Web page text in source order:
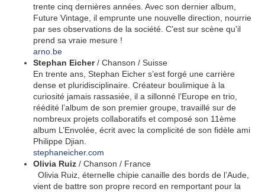
trente cinq dernières années. Avec son dernier album,
Future Vintage, il emprunte une nouvelle direction, nourrie
par ses observations de la société. C'est sur scène qu'il
prend sa vraie mesure !
arno.be
Stephan Eicher/ Chanson / Suisse
En trente ans, Stephan Eicher s’est forgé une carrière
dense et pluridisciplinaire. Créateur boulimique à la
curiosité jamais rassasiée, il a sillonné l’Europe en trio,
réédité l’album de son premier groupe, travaillé sur de
nombreux projets collaboratifs et composé son 11ème
album L’Envolée, écrit avec la complicité de son fidèle ami
Philippe Djian.
stephaneicher.com
Olivia Ruiz / Chanson / France
Olivia Ruiz, éternelle chipie canaille des bords de l’Aude,
vient de battre son propre record en remportant pour la